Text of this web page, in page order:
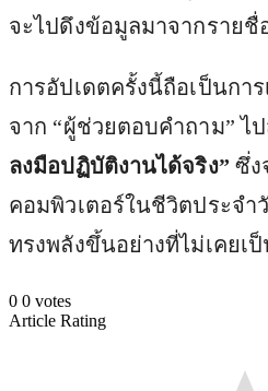
จะไปดึงข้อมูลมาจากรายชื่
การอัปเดตครั้งนี้ถือเป็นกา
จาก “ผู้ช่วยตอบคำถาม” ไ
ลงมือปฏิบัติงานได้จริง” ซึ่ง
คอมพิวเตอร์ในชีวิตประจำ
ทรงพลังขึ้นอย่างที่ไม่เคยเ
0 0 votes
Article Rating